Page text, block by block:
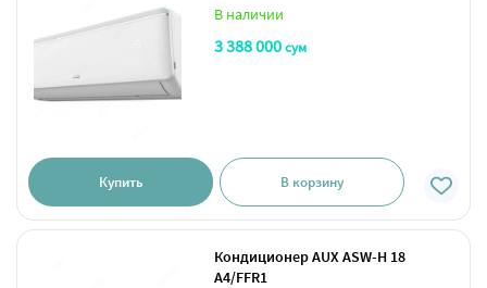
В наличии
3 388 000сум
Купить В корзину
Кондиционер AUX ASW-H 18
A4/FFR1